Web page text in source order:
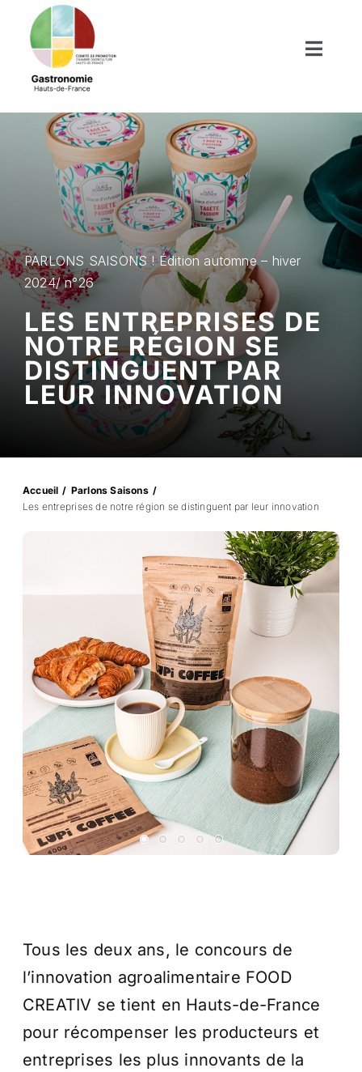
contenu
Produits du terroir
Boutiques de nos terroirs
Recettes
Nos publications
Actus/Agenda
Enfants
Professionnels
PARLONS SAISONS ! Édition automne – hiver
2024/ n°26
LES ENTREPRISES DE
NOTRE RÉGION SE
DISTINGUENT PAR
LEUR INNOVATION
Accueil
Parlons Saisons
Les entreprises de notre région se distinguent par leur innovation
Tous les deux ans, le concours de
l’innovation agroalimentaire FOOD
CREATIV se tient en Hauts-de-France
pour récompenser les producteurs et
entreprises les plus innovants de la